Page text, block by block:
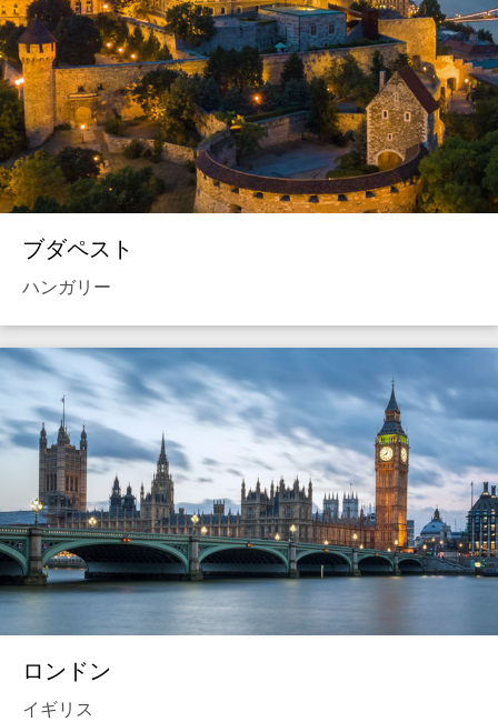
ブダペスト
ハンガリー
ロンドン
イギリス